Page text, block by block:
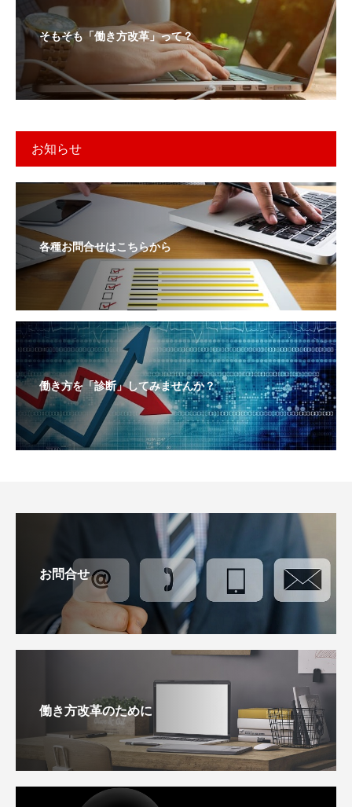
そもそも「働き方改革」って？
お知らせ
各種お問合せはこちらから
働き方を「診断」してみませんか？
お問合せ
働き方改革のために